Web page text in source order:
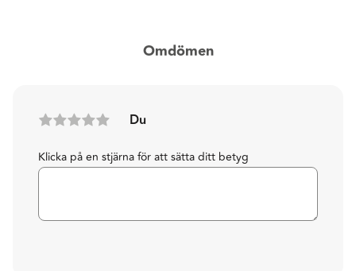
Omdömen
Du
Klicka på en stjärna för att sätta ditt betyg